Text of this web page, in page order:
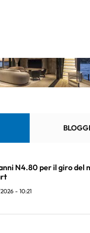
N4.80 per il giro del
- 10:21